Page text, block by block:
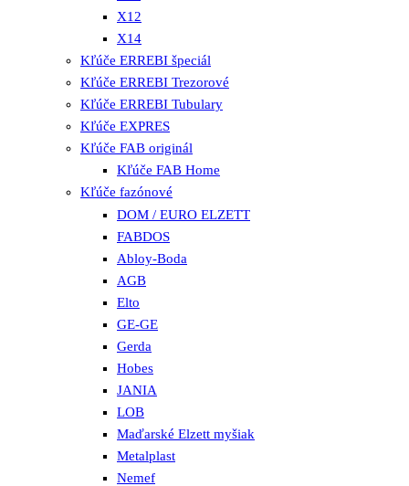
X12
X14
Kľúče ERREBI špeciál
Kľúče ERREBI Trezorové
Kľúče ERREBI Tubulary
Kľúče EXPRES
Kľúče FAB originál
Kľúče FAB Home
Kľúče fazónové
DOM / EURO ELZETT
FABDOS
Abloy-Boda
AGB
Elto
GE-GE
Gerda
Hobes
JANIA
LOB
Maďarské Elzett myšiak
Metalplast
Nemef